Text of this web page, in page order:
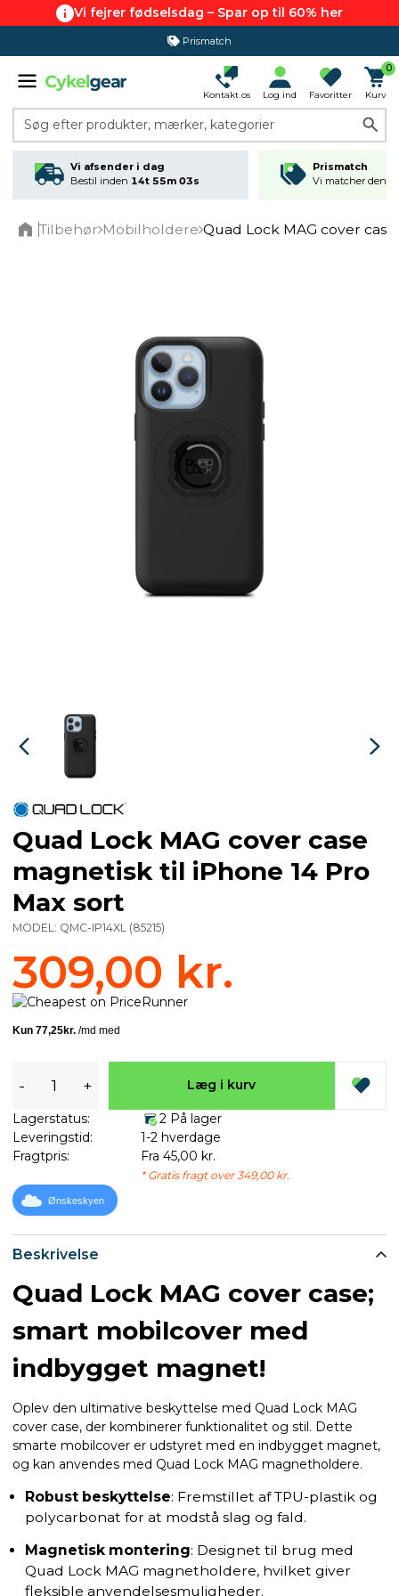
Vi fejrer fødselsdag – Spar op til 60% her
Prismatch
Kontakt os Log ind Favoritter
0
Kurv
Søg efter produkter, mærker, kategorier
Vi afsender i dag
Bestil inden 14t 55m 03s
Prismatch
Vi matcher den
Tilbehør Mobilholdere Quad Lock MAG cover
Beskrivelse
Quad Lock MAG cover case;
smart mobilcover med
indbygget magnet!
Oplev den ultimative beskyttelse med Quad Lock MAG
cover case, der kombinerer funktionalitet og stil. Dette
smarte mobilcover er udstyret med en indbygget magnet,
og kan anvendes med Quad Lock MAG magnetholdere.
Robust beskyttelse: Fremstillet af TPU-plastik og
polycarbonat for at modstå slag og fald.
Magnetisk montering: Designet til brug med
Quad Lock MAG magnetholdere, hvilket giver
fleksible anvendelsesmuligheder.
Quad Lock MAG cover case
magnetisk til iPhone 14 Pro
Max sort
MODEL: QMC-IP14XL (85215)
309,00 kr.
- + Læg i kurv
Lagerstatus:
2 På lager
Leveringstid:
1-2 hverdage
Fragtpris:
Fra 45,00 kr.
* Gratis fragt over 349,00 kr.
Ønskeskyen